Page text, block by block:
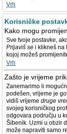
Vrh
Korisničke
Kako mogu
Sve tvoje postavke,
Prijaviš se i klikneš na
kojoj možeš
Vrh
Zašto je vrijeme
Zanemarimo li
podešen, vrijeme je
vidiš vrijeme druge
svojeg korisničkog
odgovara području u
Šibenik. Uzmi u obzir
može napraviti samo